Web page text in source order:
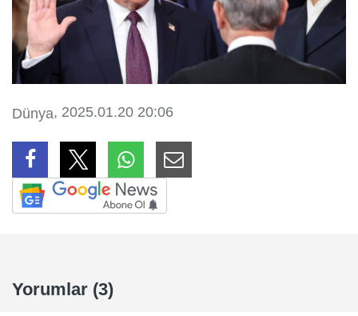
Dünya, 2025.01.20 20:06
Yorumlar (3)